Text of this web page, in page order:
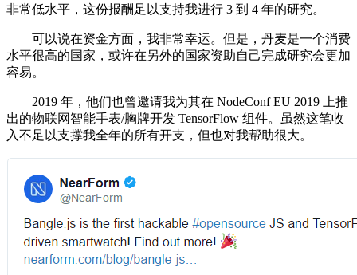
非常低水平，这份报酬足以支持我进行 3 到 4 年的研究。
可以说在资金方面，我非常幸运。但是，丹麦是一个消费
水平很高的国家，或许在另外的国家资助自己完成研究会更加
容易。
2019 年，他们也曾邀请我为其在 NodeConf EU 2019 上推
出的物联网智能手表/胸牌开发 TensorFlow 组件。虽然这笔收
入不足以支撑我全年的所有开支，但也对我帮助很大。